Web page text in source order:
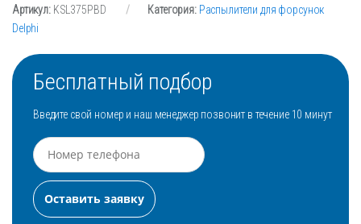
Артикул: KSL375PBD Категория: Распылители для форсунок
Delphi
Бесплатный подбор
Введите свой номер и наш менеджер позвонит в течение 10 минут